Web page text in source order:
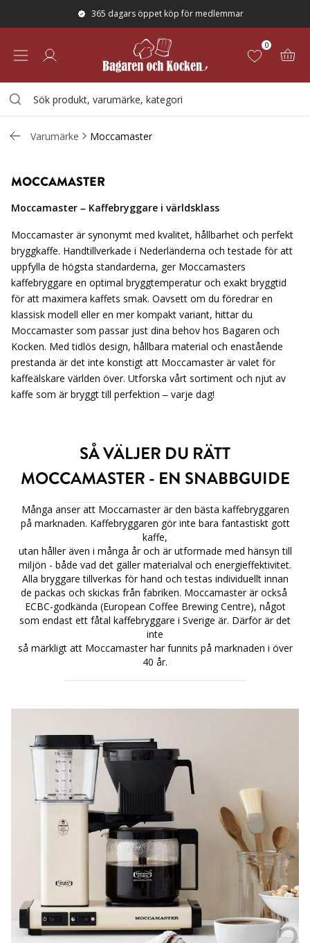
365 dagars öppet köp för medlemmar
0
Varumärke Moccamaster
MOCCAMASTER
Moccamaster – Kaffebryggare i världsklass
Moccamaster är synonymt med kvalitet, hållbarhet och perfekt
bryggkaffe. Handtillverkade i Nederländerna och testade för att
uppfylla de högsta standarderna, ger Moccamasters
kaffebryggare en optimal bryggtemperatur och exakt bryggtid
för att maximera kaffets smak. Oavsett om du föredrar en
klassisk modell eller en mer kompakt variant, hittar du
Moccamaster som passar just dina behov hos Bagaren och
Kocken. Med tidlös design, hållbara material och enastående
prestanda är det inte konstigt att Moccamaster är valet för
kaffeälskare världen över. Utforska vårt sortiment och njut av
kaffe som är bryggt till perfektion – varje dag!
SÅ VÄLJER DU RÄTT
MOCCAMASTER - EN SNABBGUIDE
Många anser att Moccamaster är den bästa kaffebryggaren
på marknaden. Kaffebryggaren gör inte bara fantastiskt gott
kaffe,
utan håller även i många år och är utformade med hänsyn till
miljön - både vad det gäller materialval och energieffektivitet.
Alla bryggare tillverkas för hand och testas individuellt innan
de packas och skickas från fabriken. Moccamaster är också
ECBC-godkända (European Coffee Brewing Centre), något
som endast ett fåtal kaffebryggare i Sverige är. Därför är det
inte
så märkligt att Moccamaster har funnits på marknaden i över
40 år.